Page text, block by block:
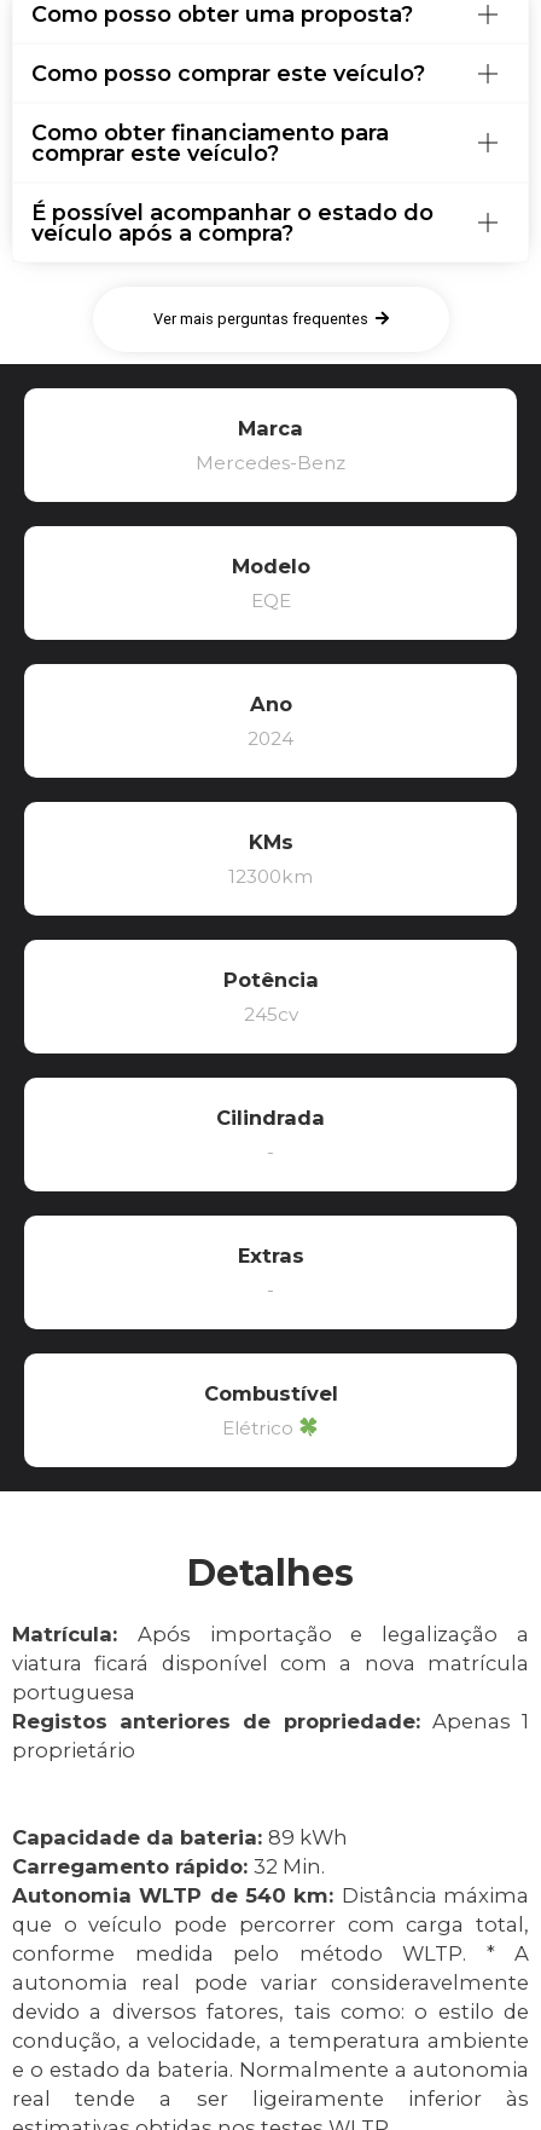
Como posso obter uma proposta?
Como posso comprar este veículo?
Como obter financiamento para
comprar este veículo?
É possível acompanhar o estado do
veículo após a compra?
Ver mais perguntas frequentes
Marca
Mercedes-Benz
Modelo
EQE
Ano
2024
KMs
12300km
Potência
245cv
Cilindrada
-
Extras
-
Combustível
Elétrico
Detalhes
Matrícula: Após importação e legalização a
viatura ficará disponível com a nova matrícula
portuguesa
Registos anteriores de propriedade: Apenas 1
proprietário
Capacidade da bateria: 89 kWh
Carregamento rápido: 32 Min.
Autonomia WLTP de 540 km: Distância máxima
que o veículo pode percorrer com carga total,
conforme medida pelo método WLTP. * A
autonomia real pode variar consideravelmente
devido a diversos fatores, tais como: o estilo de
condução, a velocidade, a temperatura ambiente
e o estado da bateria. Normalmente a autonomia
real tende a ser ligeiramente inferior às